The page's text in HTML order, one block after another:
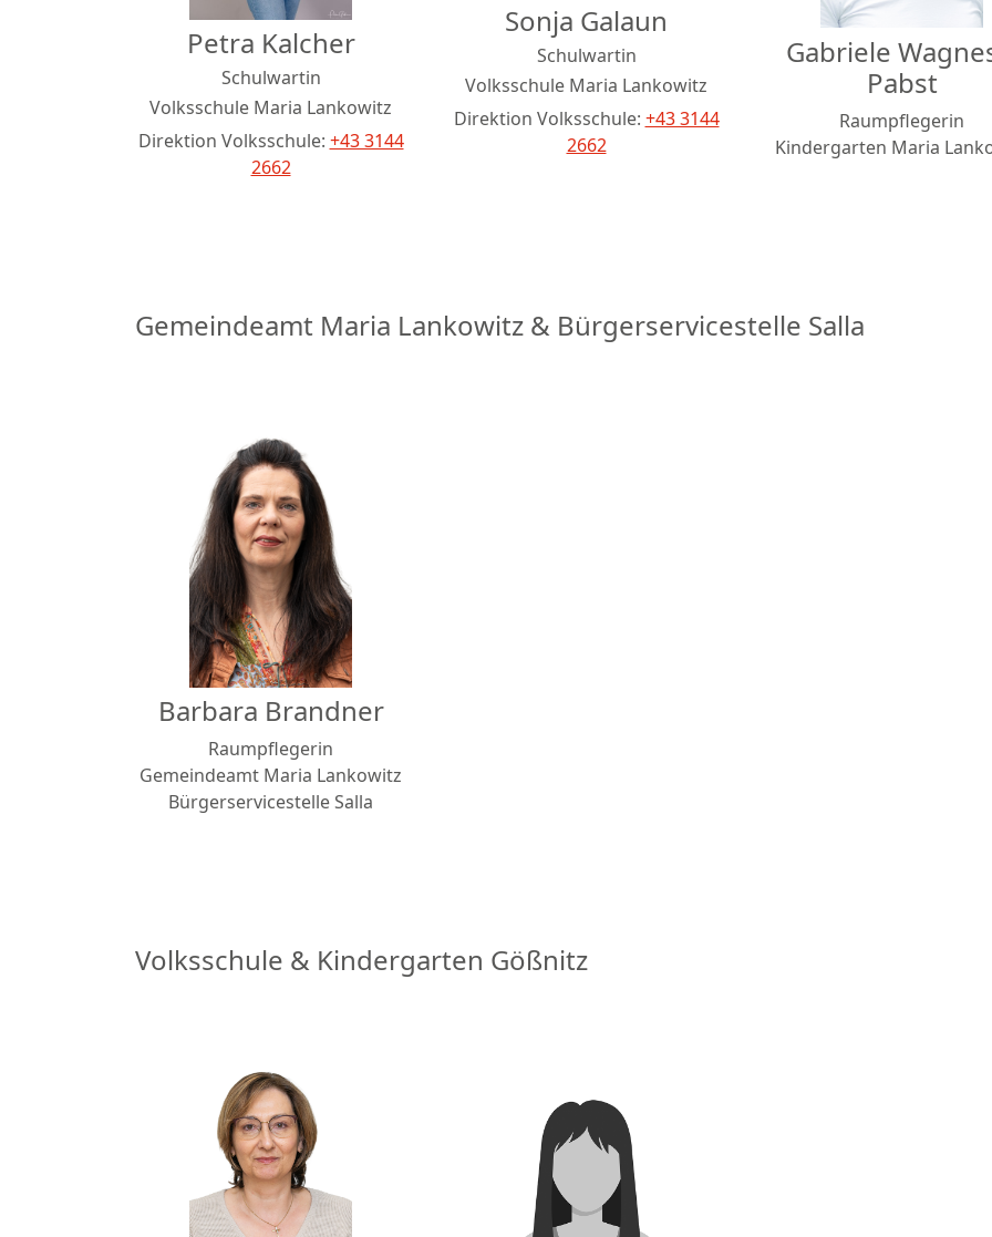
Petra Kalcher
Schulwartin
Volksschule Maria Lankowitz
Direktion Volksschule: +43 3144
2662
Sonja Galaun
Schulwartin
Volksschule Maria Lankowitz
Direktion Volksschule: +43 3144
2662
Gabriele
Pabst
Raumpflegerin
Kindergarten Maria
Gemeindeamt Maria Lankowitz & Bürgerservicestelle Salla
Barbara Brandner
Raumpflegerin
Gemeindeamt Maria Lankowitz
Bürgerservicestelle Salla
Volksschule & Kindergarten Gößnitz